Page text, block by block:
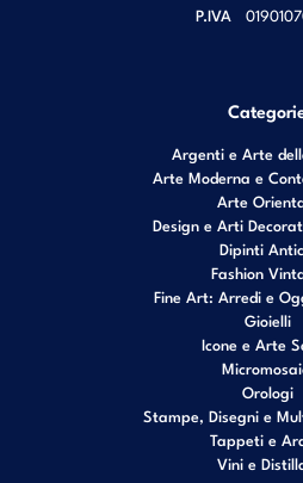
P.IVA
Argenti e Arte
Arte Moderna e
Arte
Design e Arti
Dipinti
Fashion
Fine Art: Arredi e
Gioielli
Icone e Arte
Orologi
Stampe, Disegni e
Tappeti e
Vini e